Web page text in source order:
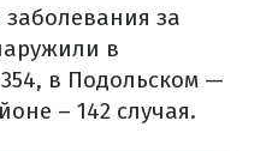
заболевания за
в
в Подольском —
– 142 случая.